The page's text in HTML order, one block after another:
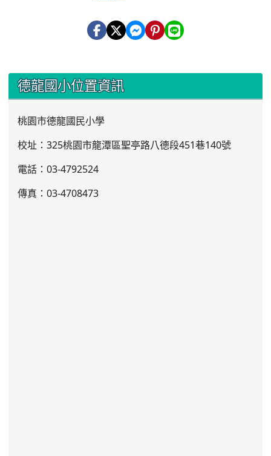
::: 德龍國小位置資訊
桃園市德龍國民小學
校址：325桃園市龍潭區聖亭路八德段451巷140號
電話：03-4792524
傳真：03-4708473